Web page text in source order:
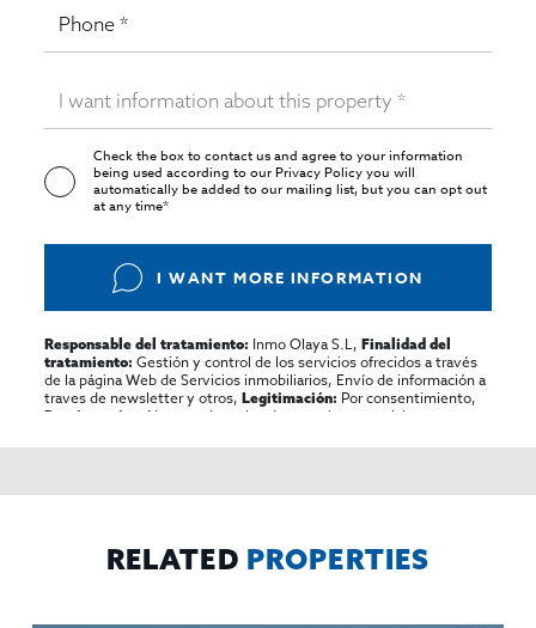
Check the box to contact us and agree to your information
being used according to ourPrivacy Policyyou will
automatically be added to our mailing list, but you can opt out
at any time*
I WANT MORE INFORMATION
Responsable del tratamiento: Inmo Olaya S.L,Finalidad del
tratamiento: Gestión y control de los servicios ofrecidos a través
de la página Web de Servicios inmobiliarios, Envío de información a
traves de newsletter y otros,Legitimación: Por consentimiento,
Destinatarios:
No se cederan los datos, salvo para elaborar
rectificar y suprimir los datos, solicitar la portabilidad de los
RELATED PROPERTIES